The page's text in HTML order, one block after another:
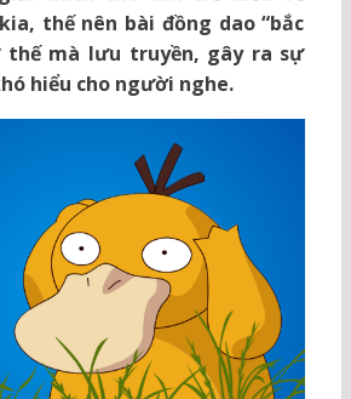
thế nên bài đồng dao “bắc
thế mà lưu truyền, gây ra sự
hiểu cho người nghe.